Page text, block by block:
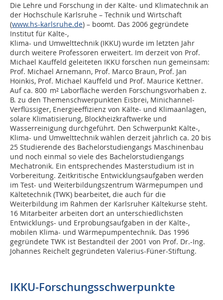
Die Lehre und Forschung in der Kälte- und Klimatechnik an
der Hochschule Karlsruhe – Technik und Wirtschaft
(www.hs-karlsruhe.de) – boomt. Das 2006 gegründete
Institut für Kälte-,
Klima- und Umwelttechnik (IKKU) wurde im letzten Jahr
durch weitere Professoren erweitert. Im derzeit von Prof.
Michael Kauffeld geleiteten IKKU forschen nun gemeinsam:
Prof. Michael Arnemann, Prof. Marco Braun, Prof. Jan
Hoinkis, Prof. Michael Kauffeld und Prof. Maurice Kettner.
Auf ca. 800 m² Laborfläche werden Forschungsvorhaben z.
B. zu den Themenschwerpunkten Eisbrei, Minichannel-
Verflüssiger, Energieeffizienz von Kälte- und Klimaanlagen,
solare Klimatisierung, Blockheizkraftwerke und
Wasserreinigung durchgeführt. Den Schwerpunkt Kälte-,
Klima- und Umwelttechnik wählen derzeit jährlich ca. 20 bis
25 Studierende des Bachelorstudiengangs Maschinenbau
und noch einmal so viele des Bachelorstudiengangs
Mechatronik. Ein entsprechendes Masterstudium ist in
Vorbereitung. Zeitkritische Entwicklungsaufgaben werden
im Test- und Weiterbildungszentrum Wärmepumpen und
Kältetechnik (TWK) bearbeitet, die auch für die
Weiterbildung im Rahmen der Karlsruher Kältekurse steht.
16 Mitarbeiter arbeiten dort an unterschiedlichsten
Entwicklungs- und Erprobungsaufgaben in der Kälte-,
mobilen Klima- und Wärmepumpentechnik. Das 1996
gegründete TWK ist Bestandteil der 2001 von Prof. Dr.-Ing.
Johannes Reichelt gegründeten Valerius-Füner-Stiftung.
IKKU-Forschungsschwerpunkte